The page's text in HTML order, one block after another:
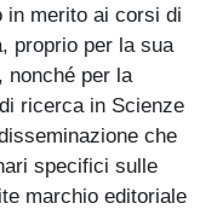
in merito ai corsi di
proprio per la sua
nonché per la
ricerca in Scienze
che
specifici sulle
marchio editoriale